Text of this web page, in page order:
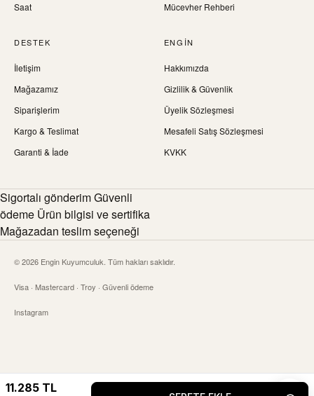
11.285 TL
Saat
Mücevher Rehberi
DESTEK
İletişim
Mağazamız
Siparişlerim
Kargo & Teslimat
Garanti & İade
ENGIN
Hakkımızda
Gizlilik & Güvenlik
Üyelik Sözleşmesi
Mesafeli Satış Sözleşmesi
KVKK
Sigortalı gönderim Güvenli
ödeme Ürün bilgisi ve sertifika
Mağazadan teslim seçeneği
© 2026 Engin Kuyumculuk. Tüm hakları saklıdır.
Visa · Mastercard · Troy · Güvenli ödeme
Instagram